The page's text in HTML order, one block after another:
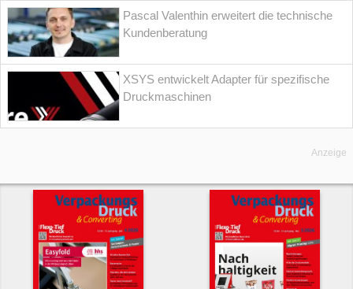
Pascal Valenthin erweitert die technische
Kundenberatung
XSYS entwickelt Adapter für spezifische
Druckmaschinen
Anzeige